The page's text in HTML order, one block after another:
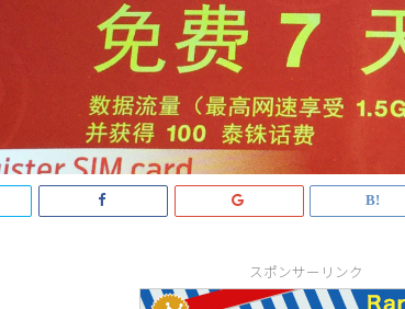
スポンサーリンク